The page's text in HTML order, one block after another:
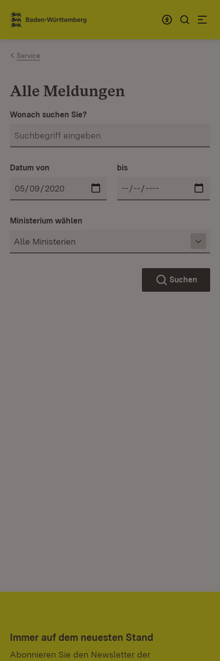
Zum Inhalt springen
Link zur Startseite
Service
Alle Meldungen
Wonach suchen Sie?
Datum von bis
Ministerium wählen
Suchen
Immer auf dem neuesten Stand
Abonnieren Sie den Newsletter der